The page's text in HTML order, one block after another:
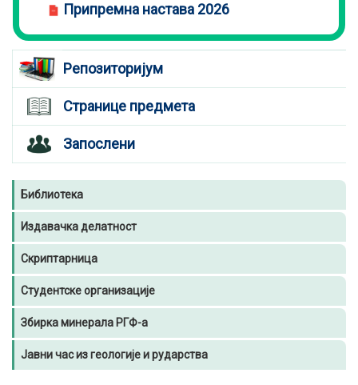
Припремна настава 2026
Репозиторијум
Странице предмета
Запослени
Библиотека
Издавачка делатност
Скриптарница
Студентске организације
Збирка минерала РГФ-а
Јавни час из геологије и рударства